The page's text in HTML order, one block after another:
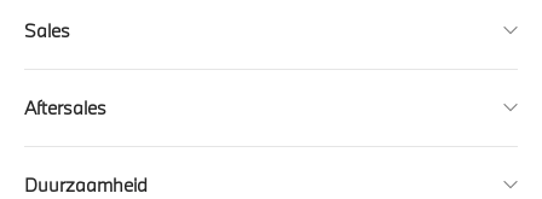
Sales
Aftersales
Duurzaamheid